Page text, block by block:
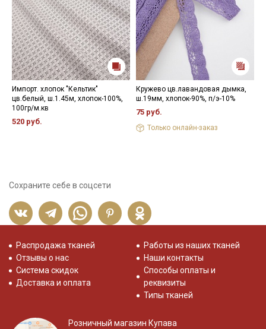
Импорт. хлопок "Кельтик"
цв.белый, ш.1.45м, хлопок-100%,
100гр/м.кв
520 руб.
Кружево цв.лавандовая дымка,
ш.19мм, хлопок-90%, п/э-10%
75 руб.
Только онлайн-заказ
Сохраните себе в соцсети
Распродажа тканей
Отзывы о нас
Система скидок
Доставка и оплата
Работы из наших тканей
Наши контакты
Способы оплаты и
реквизиты
Типы тканей
Розничный магазин Купава